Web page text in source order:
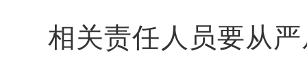
相关责任人员要从